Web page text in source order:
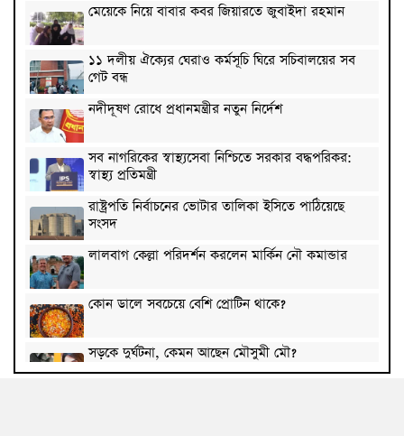
মেয়েকে নিয়ে বাবার কবর জিয়ারতে জুবাইদা রহমান
১১ দলীয় ঐক্যের ঘেরাও কর্মসূচি ঘিরে সচিবালয়ের সব
গেট বন্ধ
নদীদূষণ রোধে প্রধানমন্ত্রীর নতুন নির্দেশ
সব নাগরিকের স্বাস্থ্যসেবা নিশ্চিতে সরকার বদ্ধপরিকর:
স্বাস্থ্য প্রতিমন্ত্রী
রাষ্ট্রপতি নির্বাচনের ভোটার তালিকা ইসিতে পাঠিয়েছে
সংসদ
লালবাগ কেল্লা পরিদর্শন করলেন মার্কিন নৌ কমান্ডার
কোন ডালে সবচেয়ে বেশি প্রোটিন থাকে?
সড়কে দুর্ঘটনা, কেমন আছেন মৌসুমী মৌ?